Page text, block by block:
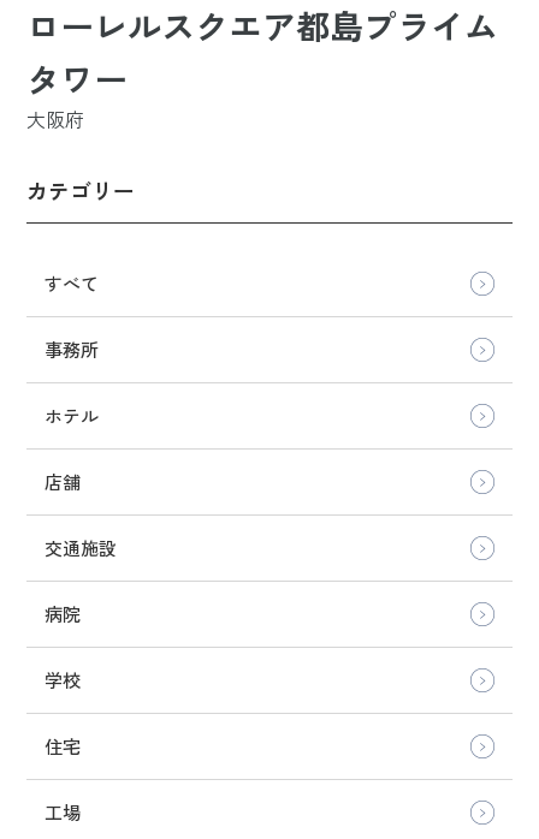
ローレルスクエア都島プライム
タワー
大阪府
カテゴリー
すべて
事務所
ホテル
店舗
交通施設
病院
学校
住宅
工場